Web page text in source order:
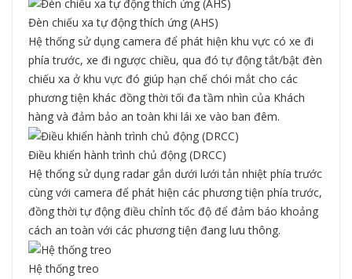
Đèn chiếu xa tự động thích ứng (AHS)
Hệ thống sử dụng camera để phát hiện khu vực có xe đi
phía trước, xe đi ngược chiều, qua đó tự động tắt/bật đèn
chiếu xa ở khu vực đó giúp hạn chế chói mắt cho các
phương tiện khác đồng thời tối đa tầm nhìn của Khách
hàng và đảm bảo an toàn khi lái xe vào ban đêm.
Điều khiển hành trình chủ động (DRCC)
Hệ thống sử dụng radar gắn dưới lưới tản nhiệt phía trước
cùng với camera để phát hiện các phương tiện phía trước,
đồng thời tự động điều chỉnh tốc độ để đảm báo khoảng
cách an toàn với các phương tiện đang lưu thông.
Hệ thống treo